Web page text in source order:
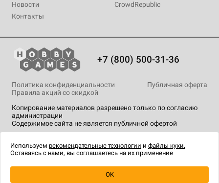
Новости
Контакты
CrowdRepublic
+7 (800) 500-31-36
Копирование материалов разрешено только по согласию
администрации
Содержимое сайта не является публичной офертой
Политика конфиденциальности
Публичная оферта
Правила акций со скидкой
технологии .
Используем рекомендательные технологии и файлы куки.
Оставаясь с нами, вы соглашаетесь на их применение
OK